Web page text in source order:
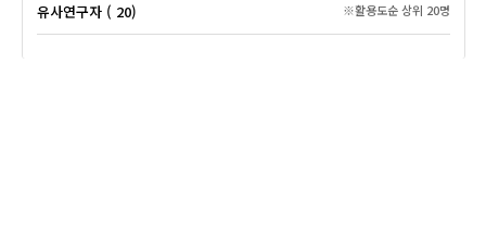
유사연구자 ( 20) ※활용도순 상위 20명